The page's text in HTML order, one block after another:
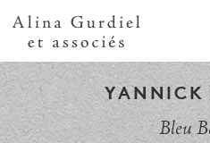
YANNICK
Bleu